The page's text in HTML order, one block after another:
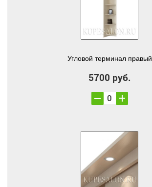
Угловой терминал правый
5700 руб.